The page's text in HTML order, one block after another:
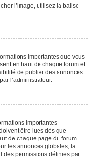
l’image, utilisez la balise
importantes que vous
en haut de chaque forum et
de publier des annonces
l’administrateur.
importantes
être lues dès que
de chaque page du forum
les annonces globales, la
des permissions définies par